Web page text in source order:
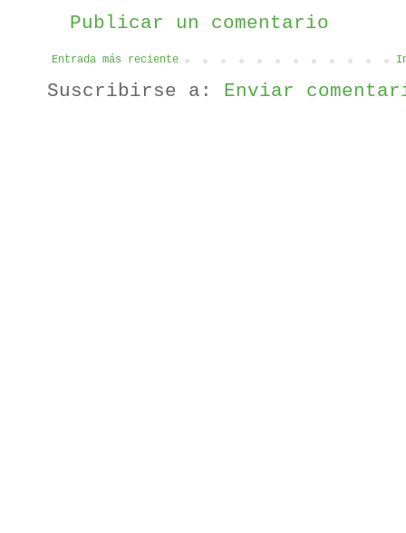
Publicar un comentario
Entrada más reciente
Suscribirse a: Enviar